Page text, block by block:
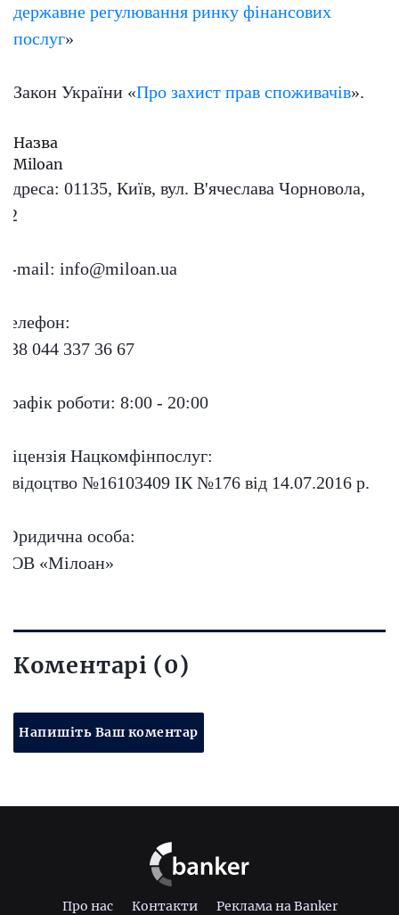
державне регулювання ринку фінансових
послуг»
Закон України «Про захист прав споживачів».
Назва
Miloan
Адреса: 01135, Київ, вул. В'ячеслава Чорновола,
12
E-mail: info@miloan.ua
Телефон:
+38 044 337 36 67
Графік роботи: 8:00 - 20:00
Ліцензія Нацкомфінпослуг:
Свідоцтво №16103409 ІК №176 від 14.07.2016 р.
Юридична особа:
ТОВ «Мілоан»
Коментарі (0)
Напишіть Ваш коментар
Про нас Контакти Реклама на Banker